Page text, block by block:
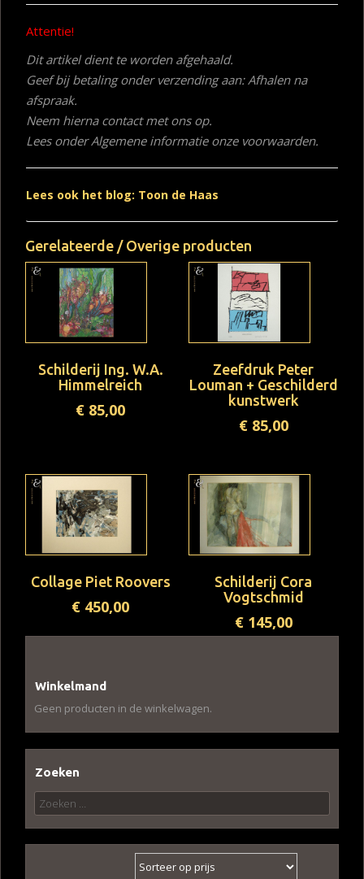
Attentie!
Dit artikel dient te worden afgehaald.
Geef bij betaling onder verzending aan: Afhalen na
afspraak.
Neem hierna contact met ons op.
Lees onder Algemene informatie onze voorwaarden.
Lees ook het blog: Toon de Haas
Gerelateerde / Overige producten
Schilderij Ing. W.A.
Himmelreich
€ 85,00
Zeefdruk Peter
Louman + Geschilderd
kunstwerk
€85,00
Collage Piet Roovers
€ 450,00
Schilderij Cora
Vogtschmid
€145,00
Winkelmand
Geen producten in de winkelwagen.
Zoeken
Zoeken
naar: